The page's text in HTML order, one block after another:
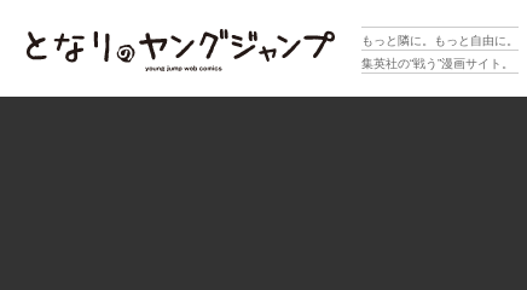
となりのヤングジャンプ
もっと隣に。もっと自由に。
集英社の“戦う”漫画サイト。